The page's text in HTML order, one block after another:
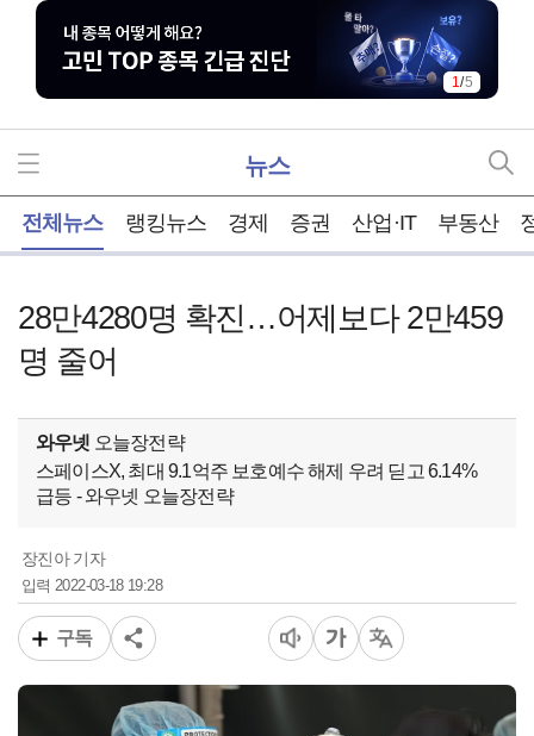
1/5
뉴스
전체뉴스 랭킹뉴스 경제 증권 산업·IT 부동산
28만4280명 확진…어제보다 2만459
명 줄어
와우넷 오늘장전략
스페이스X, 최대 9.1억주 보호예수 해제 우려 딛고 6.14%
급등 - 와우넷 오늘장전략
장진아 기자
입력2022-03-18 19:28
구독